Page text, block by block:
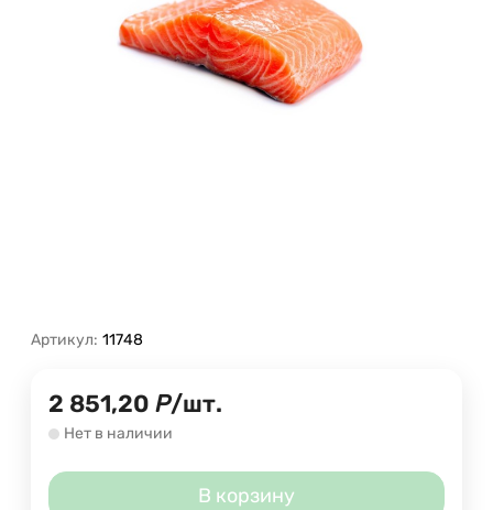
Артикул: 11748
2 851,20 Р/шт.
Нет в наличии
В корзину